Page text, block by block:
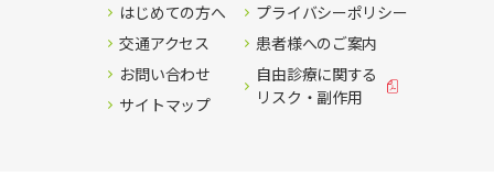
はじめての方へ
交通アクセス
お問い合わせ
サイトマップ
プライバシーポリシー
患者様へのご案内
自由診療に関する
リスク・副作用